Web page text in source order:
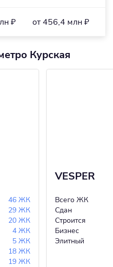
₽ от 456,4 млн ₽
Курская
46 ЖК
29 ЖК
20 ЖК
4 ЖК
5 ЖК
18 ЖК
19 ЖК
VESPER
Всего ЖК
Сдан
Строится
Бизнес
Элитный